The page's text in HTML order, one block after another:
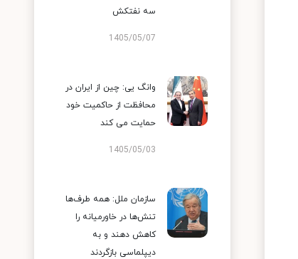
سه نفتکش
1405/05/07
وانگ یی: چین از ایران در
محافظت از حاکمیت خود
حمایت می کند
1405/05/03
سازمان ملل: همه طرف‌ها
تنش‌ها در خاورمیانه را
کاهش دهند و به
دیپلماسی بازگردند